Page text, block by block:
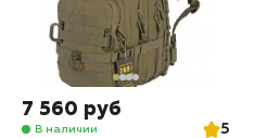
7 560 руб
В наличии
5